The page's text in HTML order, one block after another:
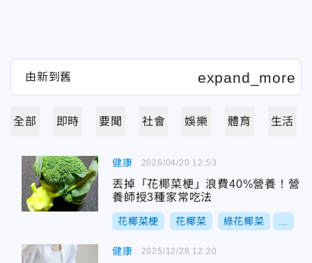
全部 即時 要聞 社會 娛樂 體育 生活
健康
丟掉「花椰菜梗」浪費40%營養！營
養師授3種家常吃法
花椰菜梗 花椰菜 綠花椰菜
2026/04/20 12:53
健康 2025/12/28 12:20